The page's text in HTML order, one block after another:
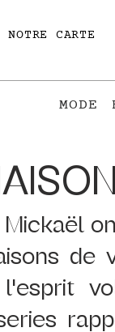
NOTRE CARTE
MODE
Mickaël
de